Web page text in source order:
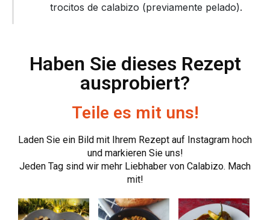
trocitos de calabizo (previamente pelado).
Haben Sie dieses Rezept
ausprobiert?
Teile es mit uns!
Laden Sie ein Bild mit Ihrem Rezept auf Instagram hoch
und markieren Sie uns!
Jeden Tag sind wir mehr Liebhaber von Calabizo. Mach
mit!